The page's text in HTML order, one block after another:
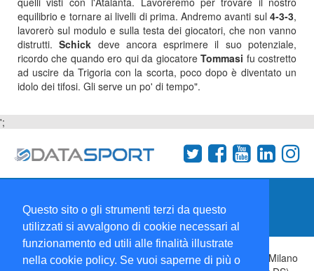
Questo sito o gli strumenti terzi da questo
utilizzati si avvalgono di cookie necessari al
funzionamento ed utili alle finalità illustrate
nella cookie policy. Se vuoi saperne di più o
equilibrio e tornare ai livelli di prima. Andremo avanti sul 4-3-3,
lavorerò sul modulo e sulla testa dei giocatori, che non vanno
distrutti.Schick deve ancora esprimere il suo potenziale,
ricordo che quando ero qui da giocatoreTommasi fu costretto
ad uscire da Trigoria con la scorta, poco dopo è diventato un
idolo dei tifosi. Gli serve un po' di tempo".
';
Collabora con noi
Copyright 1995-2026 © Wise Srl Via Palmanova 8 20132 Milano